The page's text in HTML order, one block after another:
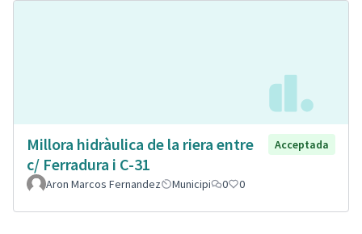
Millora hidràulica de la riera entre
c/ Ferradura i C-31
Acceptada
Aron Marcos Fernandez Municipi 0 0